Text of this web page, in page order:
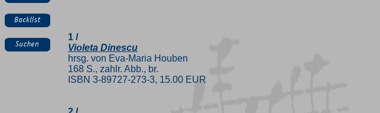
1 /
Violeta Dinescu
hrsg. von Eva-Maria Houben
168 S., zahlr. Abb., br.
ISBN 3-89727-273-3, 15.00 EUR